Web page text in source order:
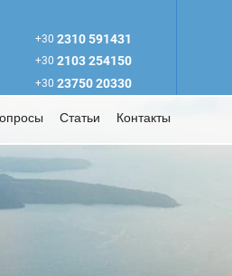
+30 2310 591431
+30 2103 254150
+30 23750 20330
Статьи Контакты